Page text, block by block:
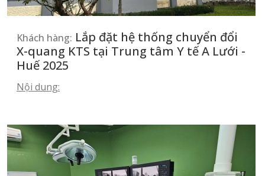
Khách hàng: Lắp đặt hệ thống chuyển đổi
X-quang KTS tại Trung tâm Y tế A Lưới -
Huế 2025
Nội dung: